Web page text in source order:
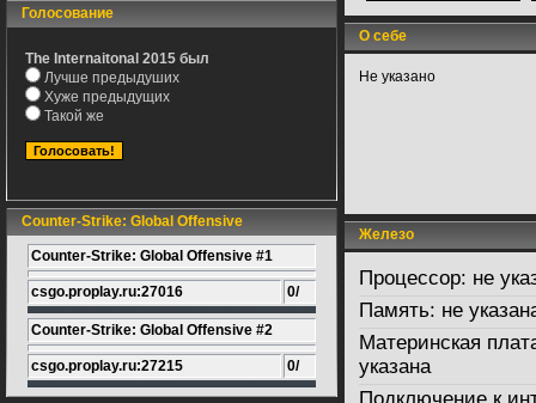
Голосование
The Internaitonal 2015 был
Лучше предыдуших
Хуже предыдущих
Такой же
Counter-Strike: Global Offensive
Counter-Strike: Global Offensive #1
csgo.proplay.ru:27016 0/
Counter-Strike: Global Offensive #2
csgo.proplay.ru:27215 0/
О себе
Не указано
Железо
Процессор: не
Память: не
Материнская
указана